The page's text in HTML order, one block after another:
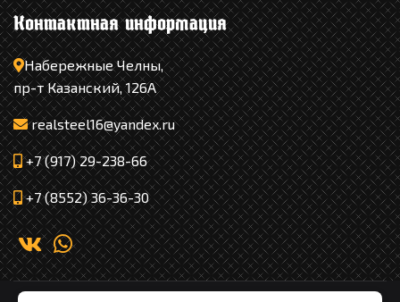
Контактная информация
Набережные Челны,
пр-т Казанский, 126А
realsteel16@yandex.ru
+7 (917) 29-238-66
+7 (8552) 36-36-30